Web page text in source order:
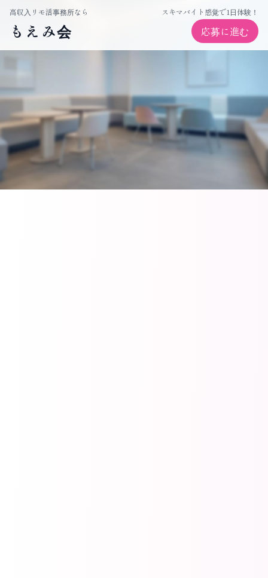
高収入リモ活・チャットレディ事務所ならもえみ会
高収入リモ活事務所なら スキマバイト感覚で1日体験！
もえみ会 応募に進む